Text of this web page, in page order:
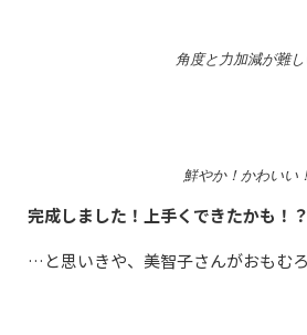
角度と力加減が難
鮮やか！かわいい
完成しました！上手くできたかも！？
…と思いきや、美智子さんがおもむ